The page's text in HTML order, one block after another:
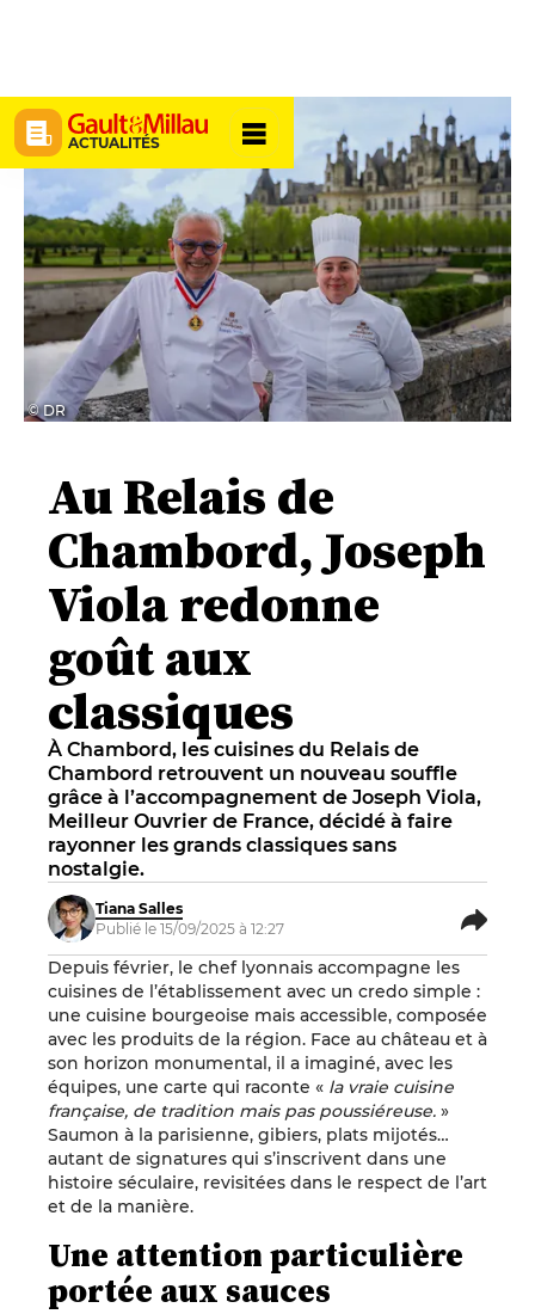
ACTUALITÉS
© DR
Au Relais de
Chambord, Joseph
Viola redonne
goût aux
classiques
À Chambord, les cuisines du Relais de
Chambord retrouvent un nouveau souffle
grâce à l’accompagnement de Joseph Viola,
Meilleur Ouvrier de France, décidé à faire
rayonner les grands classiques sans
nostalgie.
Tiana Salles
Publié le 15/09/2025 à 12:27
Depuis février, le chef lyonnais accompagne les
cuisines de l’établissement avec un credo simple :
une cuisine bourgeoise mais accessible, composée
avec les produits de la région. Face au château et à
son horizon monumental, il a imaginé, avec les
équipes, une carte qui raconte « la vraie cuisine
française, de tradition mais pas poussiéreuse. »
Saumon à la parisienne, gibiers, plats mijotés…
autant de signatures qui s’inscrivent dans une
histoire séculaire, revisitées dans le respect de l’art
et de la manière.
Une attention particulière
portée aux sauces